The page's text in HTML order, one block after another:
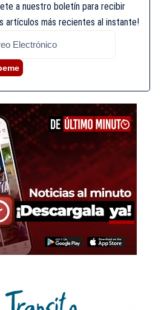
a nuestro boletín para recibir
artículos más recientes al instante!